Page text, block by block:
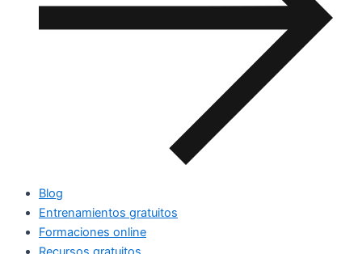
Blog
Entrenamientos gratuitos
Formaciones online